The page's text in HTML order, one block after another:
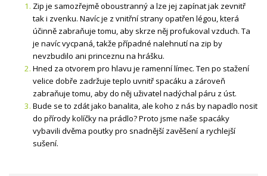
Zip je samozřejmě oboustranný a lze jej zapínat jak zevnitř
tak i zvenku. Navíc je z vnitřní strany opatřen légou, která
účinně zabraňuje tomu, aby skrze něj profukoval vzduch. Ta
je navíc vycpaná, takže případné nalehnutí na zip by
nevzbudilo ani princeznu na hrášku.
Hned za otvorem pro hlavu je ramenní límec. Ten po stažení
velice dobře zadržuje teplo uvnitř spacáku a zároveň
zabraňuje tomu, aby do něj uživatel nadýchal páru z úst.
Bude se to zdát jako banalita, ale koho z nás by napadlo nosit
do přírody kolíčky na prádlo? Proto jsme naše spacáky
vybavili dvěma poutky pro snadnější zavěšení a rychlejší
sušení.